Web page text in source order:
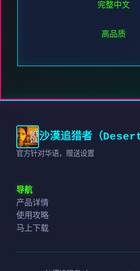
完整中文
高品质
沙漠追猎者（
官方针对华语，赠送设置
导航
产品详情
使用攻略
马上下载